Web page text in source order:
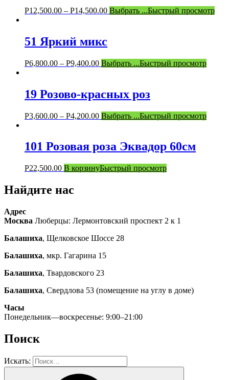
Р12,500.00 – Р14,500.00 Выбрать ...Быстрый просмотр
51 Яркий микс
Р6,800.00 – Р9,400.00 Выбрать ...Быстрый просмотр
19 Розово-красных роз
Р3,600.00 – Р4,200.00 Выбрать ...Быстрый просмотр
101 Розовая роза Эквадор 60см
Р22,500.00 В корзинуБыстрый просмотр
Найдите нас
Адрес
Москва Люберцы: Лермонтовский проспект 2 к 1
Балашиха, Щелковское Шоссе 28
Балашиха, мкр. Гагарина 15
Балашиха, Твардовского 23
Балашиха, Свердлова 53 (помещение на углу в доме)
Часы
Понедельник—воскресенье: 9:00–21:00
Поиск
Искать: